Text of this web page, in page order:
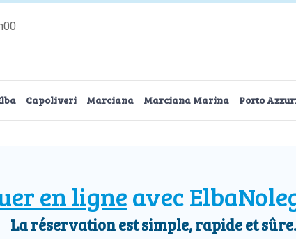
Capoliveri Marciana Marciana Marina Porto
en ligneavec
La réservation est simple, rapide et sûre.